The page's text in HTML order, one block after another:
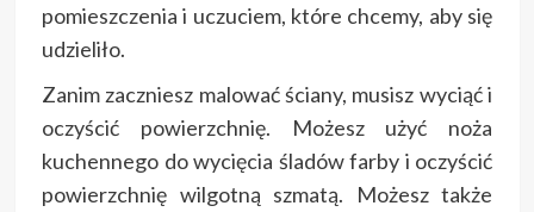
pomieszczenia i uczuciem, które chcemy, aby się
udzieliło.
Zanim zaczniesz malować ściany, musisz wyciąć i
oczyścić powierzchnię. Możesz użyć noża
kuchennego do wycięcia śladów farby i oczyścić
powierzchnię wilgotną szmatą. Możesz także